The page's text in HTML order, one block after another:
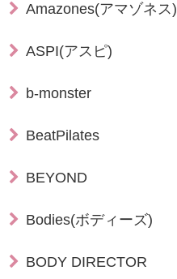
Amazones(アマゾネス)
ASPI(アスピ)
b-monster
BeatPilates
BEYOND
Bodies(ボディーズ)
BODY DIRECTOR